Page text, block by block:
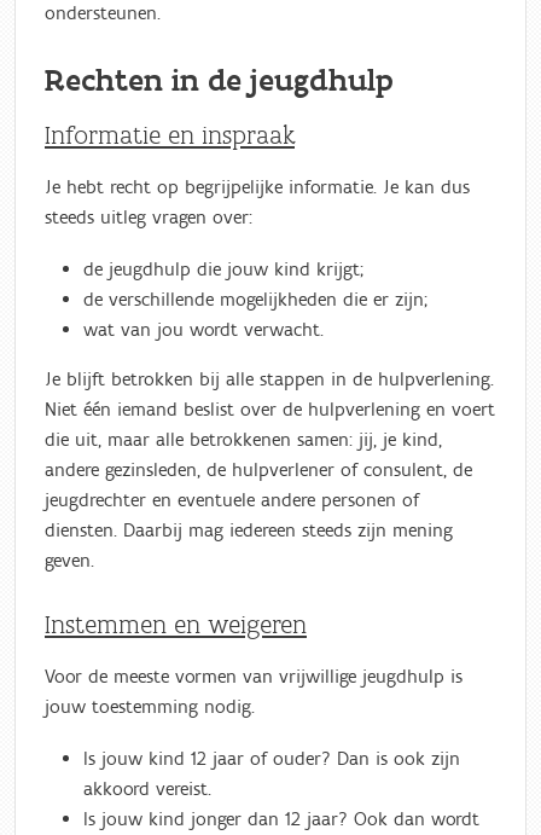
ondersteunen.
Rechten in de jeugdhulp
Informatie en inspraak
Je hebt recht op begrijpelijke informatie. Je kan dus
steeds uitleg vragen over:
de jeugdhulp die jouw kind krijgt;
de verschillende mogelijkheden die er zijn;
wat van jou wordt verwacht.
Je blijft betrokken bij alle stappen in de hulpverlening.
Niet één iemand beslist over de hulpverlening en voert
die uit, maar alle betrokkenen samen: jij, je kind,
andere gezinsleden, de hulpverlener of consulent, de
jeugdrechter en eventuele andere personen of
diensten. Daarbij mag iedereen steeds zijn mening
geven.
Instemmen en weigeren
Voor de meeste vormen van vrijwillige jeugdhulp is
jouw toestemming nodig.
Is jouw kind 12 jaar of ouder? Dan is ook zijn
akkoord vereist.
Is jouw kind jonger dan 12 jaar? Ook dan wordt